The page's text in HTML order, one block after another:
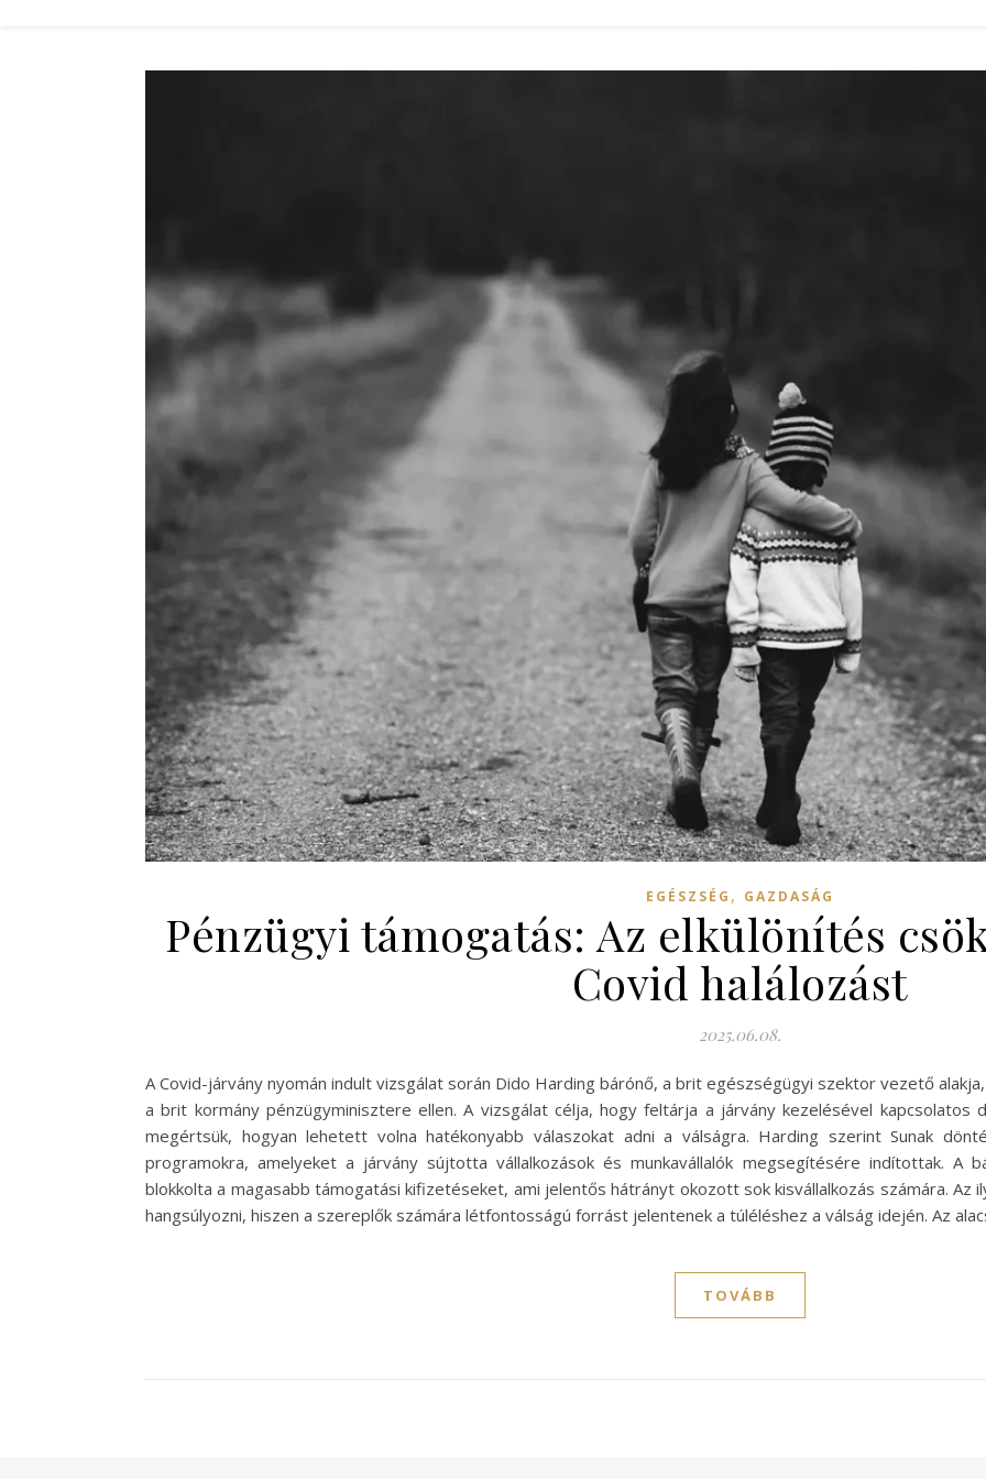
EGÉSZSÉG , GAZDASÁG
Pénzügyi támogatás: Az elkülönítés
Covid halálozást
2025.06.08.
A Covid-járvány nyomán indult vizsgálat során Dido Harding bárónő, a brit egészségügyi szektor vezető
a brit kormány pénzügyminisztere ellen. A vizsgálat célja, hogy feltárja a járvány kezelésével
megértsük, hogyan lehetett volna hatékonyabb válaszokat adni a válságra. Harding szerint Sunak
programokra, amelyeket a járvány sújtotta vállalkozások és munkavállalók megsegítésére indítottak. A
blokkolta a magasabb támogatási kifizetéseket, ami jelentős hátrányt okozott sok kisvállalkozás számára.
hangsúlyozni, hiszen a szereplők számára létfontosságú forrást jelentenek a túléléshez a válság idején. Az
TOVÁBB